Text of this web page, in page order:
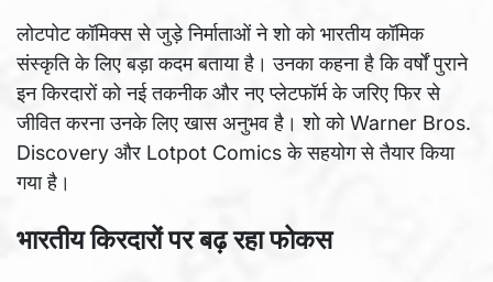
लोटपोट कॉमिक्स से जुड़े निर्माताओं ने शो को भारतीय कॉमिक
संस्कृति के लिए बड़ा कदम बताया है। उनका कहना है कि वर्षों पुराने
इन किरदारों को नई तकनीक और नए प्लेटफॉर्म के जरिए फिर से
जीवित करना उनके लिए खास अनुभव है। शो को Warner Bros.
Discovery और Lotpot Comics के सहयोग से तैयार किया
गया है।
भारतीय किरदारों पर बढ़ रहा फोकस